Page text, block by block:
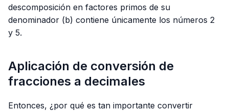
descomposición en factores primos de su
denominador (b) contiene únicamente los números 2
y 5.
Aplicación de conversión de
fracciones a decimales
Entonces, ¿por qué es tan importante convertir